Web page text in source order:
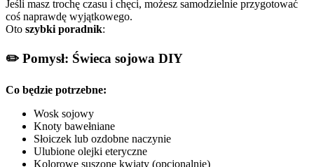
Jeśli masz trochę czasu i chęci, możesz samodzielnie przygotować
coś naprawdę wyjątkowego.
Oto szybki poradnik:
✏️ Pomysł: Świeca sojowa DIY
Co będzie potrzebne:
Wosk sojowy
Knoty bawełniane
Słoiczek lub ozdobne naczynie
Ulubione olejki eteryczne
Kolorowe suszone kwiaty (opcjonalnie)